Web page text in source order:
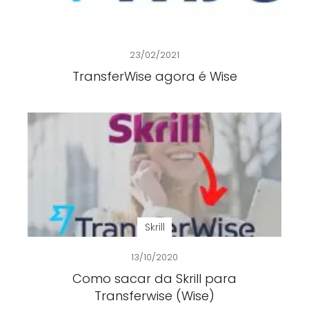
23/02/2021
TransferWise agora é Wise
Skrill
13/10/2020
Como sacar da Skrill para
Transferwise (Wise)